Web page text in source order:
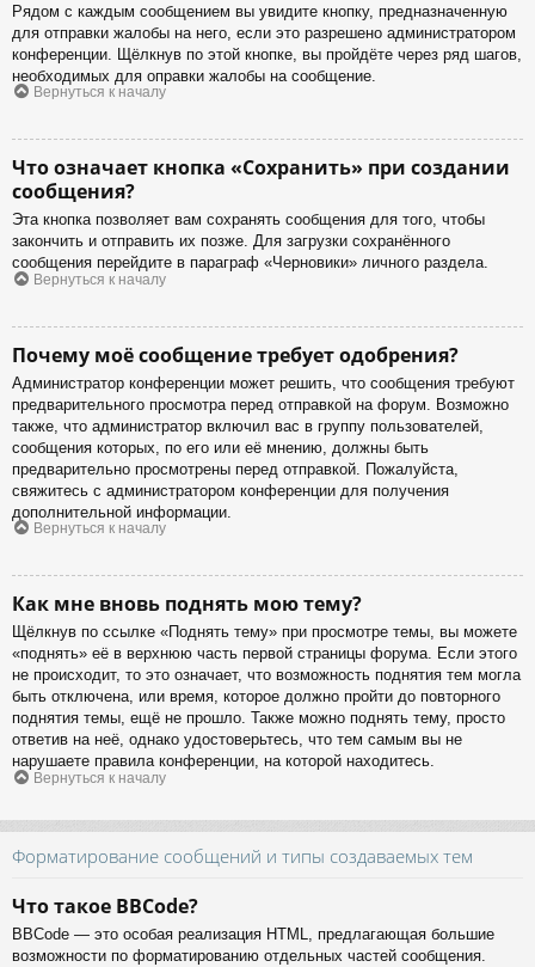
Рядом с каждым сообщением вы увидите кнопку, предназначенную
для отправки жалобы на него, если это разрешено администратором
конференции. Щёлкнув по этой кнопке, вы пройдёте через ряд шагов,
необходимых для оправки жалобы на сообщение.
Вернуться к началу
Что означает кнопка «Сохранить» при создании
сообщения?
Эта кнопка позволяет вам сохранять сообщения для того, чтобы
закончить и отправить их позже. Для загрузки сохранённого
сообщения перейдите в параграф «Черновики» личного раздела.
Вернуться к началу
Почему моё сообщение требует одобрения?
Администратор конференции может решить, что сообщения требуют
предварительного просмотра перед отправкой на форум. Возможно
также, что администратор включил вас в группу пользователей,
сообщения которых, по его или её мнению, должны быть
предварительно просмотрены перед отправкой. Пожалуйста,
свяжитесь с администратором конференции для получения
дополнительной информации.
Вернуться к началу
Как мне вновь поднять мою тему?
Щёлкнув по ссылке «Поднять тему» при просмотре темы, вы можете
«поднять» её в верхнюю часть первой страницы форума. Если этого
не происходит, то это означает, что возможность поднятия тем могла
быть отключена, или время, которое должно пройти до повторного
поднятия темы, ещё не прошло. Также можно поднять тему, просто
ответив на неё, однако удостоверьтесь, что тем самым вы не
нарушаете правила конференции, на которой находитесь.
Вернуться к началу
Форматирование сообщений и типы создаваемых тем
Что такое BBCode?
BBCode — это особая реализация HTML, предлагающая большие
возможности по форматированию отдельных частей сообщения.